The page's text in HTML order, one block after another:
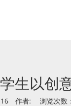
生以创
作者: 浏览次数